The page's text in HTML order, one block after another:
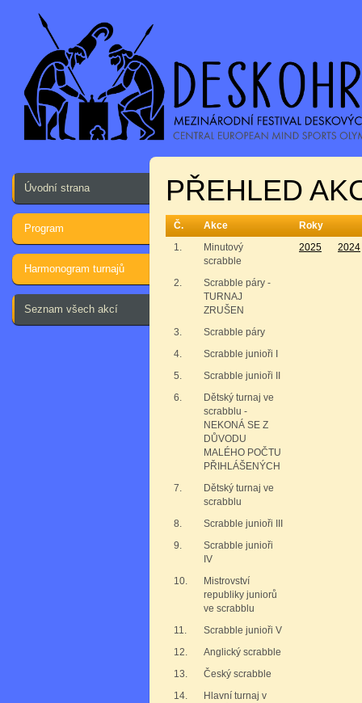
Úvodní strana
Program
Harmonogram turnajů
Seznam všech akcí
PŘEHLED
Č. Akce
Roky
1.
Minutový
scrabble
2025 2024
2.
Scrabble páry -
TURNAJ
ZRUŠEN
3.
Scrabble páry
4.
Scrabble junioři I
5.
Scrabble junioři II
6.
Dětský turnaj ve
scrabblu -
NEKONÁ SE Z
DŮVODU
MALÉHO POČTU
PŘIHLÁŠENÝCH
7.
Dětský turnaj ve
scrabblu
8.
Scrabble junioři III
9.
Scrabble junioři
IV
10.
Mistrovství
republiky juniorů
ve scrabblu
11.
Scrabble junioři V
12.
Anglický scrabble
13.
Český scrabble
14.
Hlavní turnaj v